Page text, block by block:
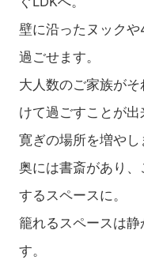
壁に沿ったヌック
過ごせます。
大人数のご家族が
けて過ごすことが出
寛ぎの場所を増やし
奥には書斎があり
するスペースに。
籠れるスペースは
す。